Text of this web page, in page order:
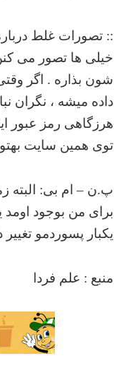
:: تصورات غلط
خیلی ها تصور می
شون بذاره . اگر
داده میشه ، نگران
هرزگاهی رمز عبور
توی همین سایت
پ.ن – ام بی: البته
برای من بوجود
یکبار پسوردمو
منبع : علم فردا